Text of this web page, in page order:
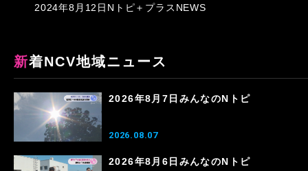
2024年8月12日Nトピ＋プラスNEWS
新着NCV地域ニュース
2026年8月7日みんなのNトピ
2026.08.07
2026年8月6日みんなのNトピ